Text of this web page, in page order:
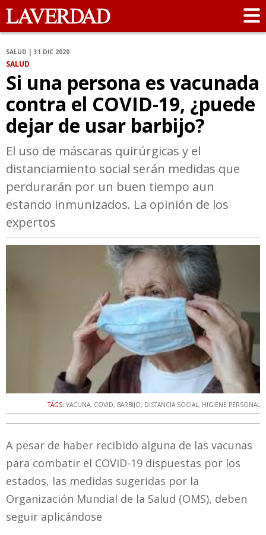
SALUD | 31 DIC 2020
SALUD
Si una persona es vacunada
contra el COVID-19, ¿puede
dejar de usar barbijo?
El uso de máscaras quirúrgicas y el
distanciamiento social serán medidas que
perdurarán por un buen tiempo aun
estando inmunizados. La opinión de los
expertos
TAGS: VACUNA, COVID, BARBIJO, DISTANCIA SOCIAL, HIGIENE PERSONAL
A pesar de haber recibido alguna de las vacunas
para combatir el COVID-19 dispuestas por los
estados, las medidas sugeridas por la
Organización Mundial de la Salud (OMS), deben
seguir aplicándose